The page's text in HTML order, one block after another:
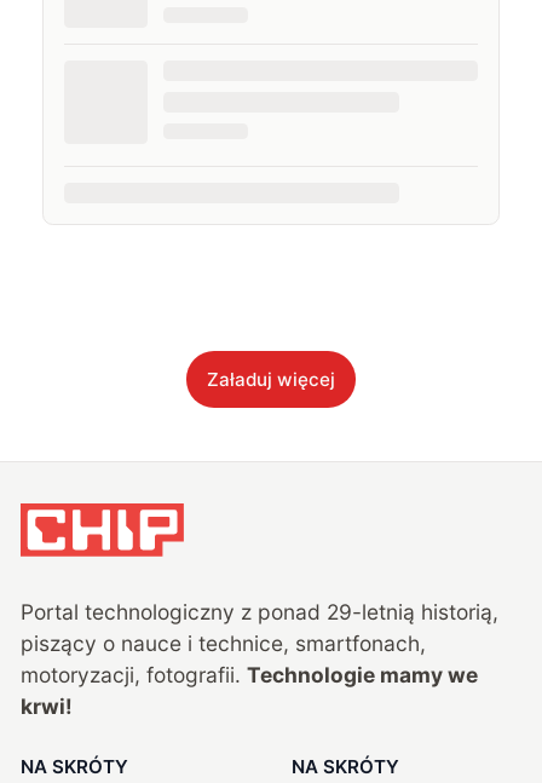
Załaduj więcej
Portal technologiczny z ponad 29-letnią historią,
piszący o nauce i technice, smartfonach,
motoryzacji, fotografii. Technologie mamy we
krwi!
NA SKRÓTY NA SKRÓTY